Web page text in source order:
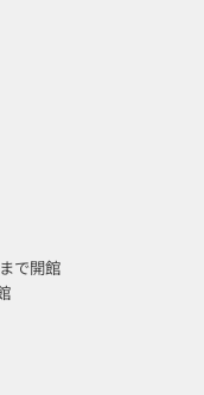
で開館